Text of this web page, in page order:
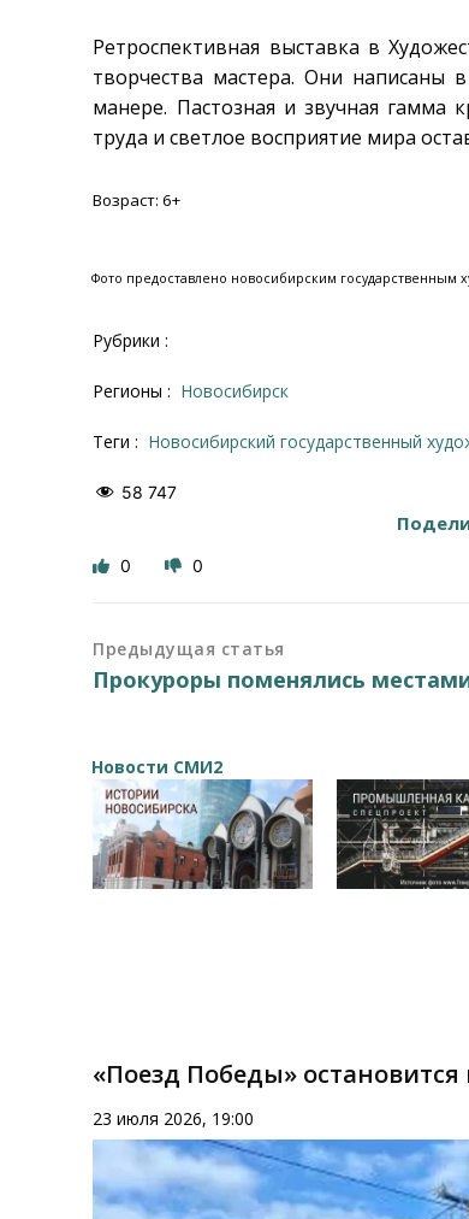
Ретроспективная выставка в
творчества мастера. Они написаны
манере. Пастозная и звучная гамма
труда и светлое восприятие мира
Возраст: 6+
Фото предоставлено новосибирским государственным
Рубрики :
Регионы : Новосибирск
Теги : Новосибирский государственный
58 747
0 0
Предыдущая статья
Прокуроры поменялись
Новости СМИ2
«Поезд Победы» остановится
23 июля 2026, 19:00